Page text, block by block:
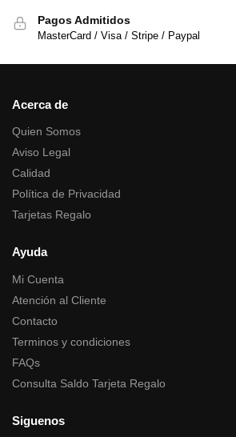
Pagos Admitidos
MasterCard / Visa / Stripe / Paypal
Acerca de
Quien Somos
Aviso Legal
Calidad
Política de Privacidad
Tarjetas Regalo
Ayuda
Mi Cuenta
Atención al Cliente
Contacto
Terminos y condiciones
FAQs
Consulta Saldo Tarjeta Regalo
Siguenos